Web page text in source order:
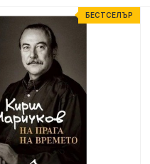
БЕСТСЕЛЪР